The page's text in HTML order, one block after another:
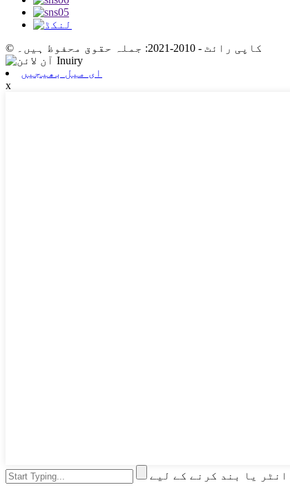
© کاپی رائٹ - 2010-2021: جملہ حقوق محفوظ ہیں۔
ای میل بھیجیں
x